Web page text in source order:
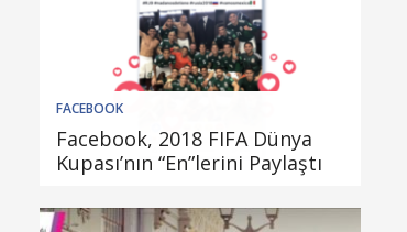
FACEBOOK
Facebook, 2018 FIFA Dünya
Kupası’nın “En”lerini Paylaştı